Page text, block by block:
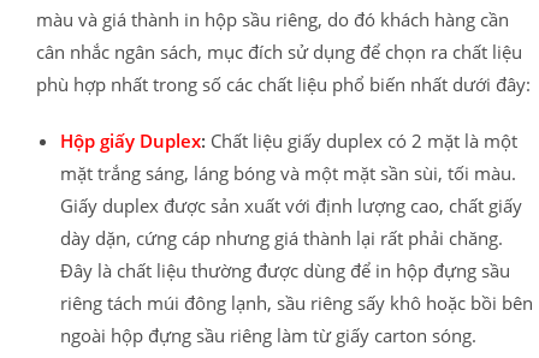
màu và giá thành in hộp sầu riêng, do đó khách hàng cần
cân nhắc ngân sách, mục đích sử dụng để chọn ra chất liệu
phù hợp nhất trong số các chất liệu phổ biến nhất dưới đây:
Hộp giấy Duplex: Chất liệu giấy duplex có 2 mặt là một
mặt trắng sáng, láng bóng và một mặt sần sùi, tối màu.
Giấy duplex được sản xuất với định lượng cao, chất giấy
dày dặn, cứng cáp nhưng giá thành lại rất phải chăng.
Đây là chất liệu thường được dùng để in hộp đựng sầu
riêng tách múi đông lạnh, sầu riêng sấy khô hoặc bồi bên
ngoài hộp đựng sầu riêng làm từ giấy carton sóng.